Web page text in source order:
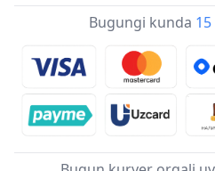
Bugungi kunda